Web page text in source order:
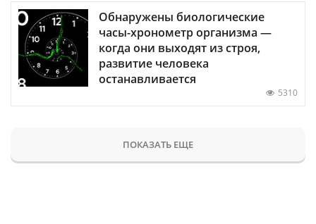
Обнаружены биологические
часы-хронометр организма —
когда они выходят из строя,
развитие человека
останавливается
5310
ПОКАЗАТЬ ЕЩЕ